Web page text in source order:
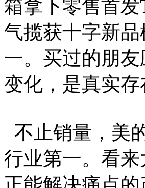
箱拿下零售首
气揽获十字新
一。买过的朋
变化，是真实存
不止销量，美
行业第一。看